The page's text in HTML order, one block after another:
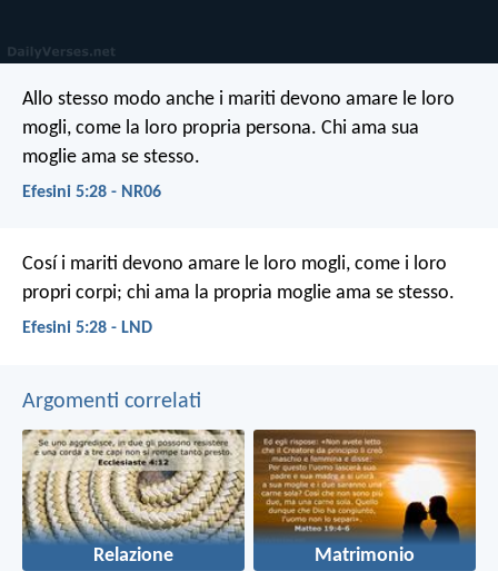
Allo stesso modo anche i mariti devono amare le loro
mogli, come la loro propria persona. Chi ama sua
moglie ama se stesso.
Efesini 5:28 - NR06
Cosí i mariti devono amare le loro mogli, come i loro
propri corpi; chi ama la propria moglie ama se stesso.
Efesini 5:28 - LND
Argomenti correlati
Relazione Matrimonio